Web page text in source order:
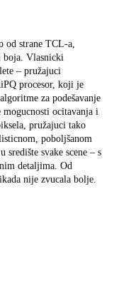
od strane TCL-a,
boja. Vlasnicki
– pružajuci
procesor, koji je
za podešavanje
ocitavanja i
pružajuci tako
poboljšanom
svake scene – s
detaljima. Od
nije zvucala bolje.